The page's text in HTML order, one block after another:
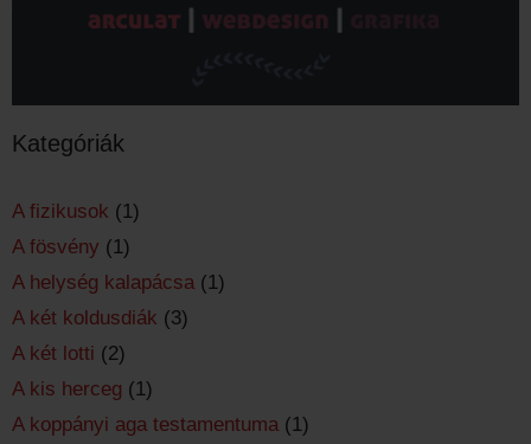
Kategóriák
A fizikusok (1)
A fösvény (1)
A helység kalapácsa (1)
A két koldusdiák (3)
A két lotti (2)
A kis herceg (1)
A koppányi aga testamentuma (1)